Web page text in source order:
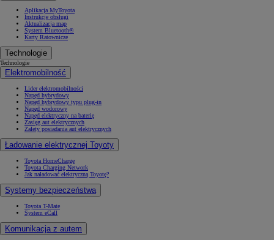
Aplikacja MyToyota
Instrukcje obsługi
Aktualizacja map
System Bluetooth®
Karty Ratownicze
Technologie
Technologie
Elektromobilność
Lider elektromobilności
Napęd hybrydowy
Napęd hybrydowy typu plug-in
Napęd wodorowy
Napęd elektryczny na baterię
Zasięg aut elektrycznych
Zalety posiadania aut elektrycznych
Ładowanie elektrycznej Toyoty
Toyota HomeCharge
Toyota Charging Network
Jak naładować elektryczną Toyotę?
Systemy bezpieczeństwa
Toyota T-Mate
System eCall
Komunikacja z autem